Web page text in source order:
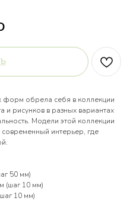
форм обрела себя в коллекции
и рисунков в разных вариантах
Модели этой коллекции
интерьер, где
50 мм)
(шаг 10 мм)
10 мм)